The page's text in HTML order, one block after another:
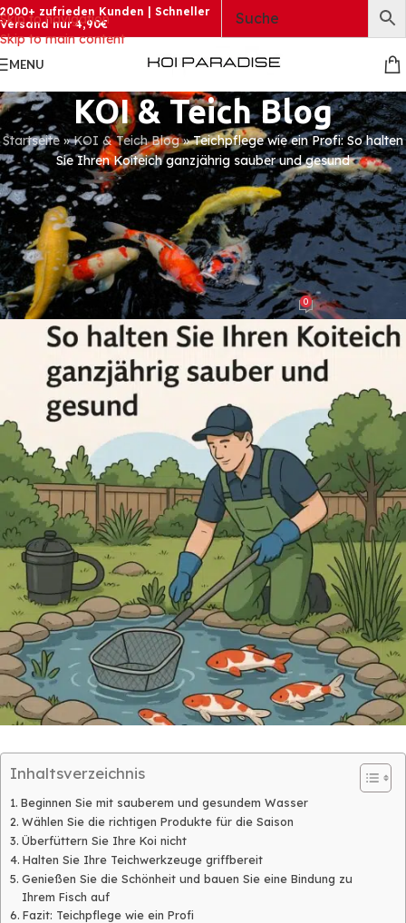
Skip to navigation
Skip to main content
2000+ zufrieden Kunden | Schneller
Versand nur 4,90€
MENU
KOI & Teich Blog
Startseite »KOI & Teich Blog»Teichpflege wie ein Profi: So halten
Sie Ihren Koiteich ganzjährig sauber und gesund
KOI NEWS
Teichpflege wie ein Profi: So
halten Sie Ihren Koiteich
ganzjährig sauber und gesund
Karim KoppersOn 16. Juli 2025 0
Inhaltsverzeichnis
Beginnen Sie mit sauberem und gesundem Wasser
Wählen Sie die richtigen Produkte für die Saison
Überfüttern Sie Ihre Koi nicht
Halten Sie Ihre Teichwerkzeuge griffbereit
Genießen Sie die Schönheit und bauen Sie eine Bindung zu
Ihrem Fisch auf
Fazit: Teichpflege wie ein Profi